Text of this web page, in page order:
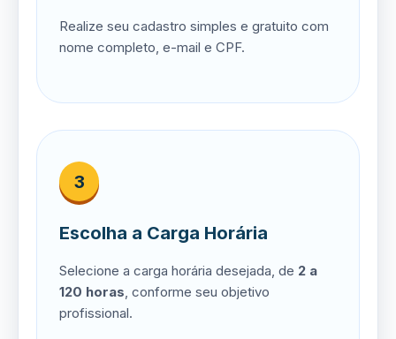
Realize seu cadastro simples e gratuito com
nome completo, e-mail e CPF.
3
Escolha a Carga Horária
Selecione a carga horária desejada, de 2 a
120 horas, conforme seu objetivo
profissional.